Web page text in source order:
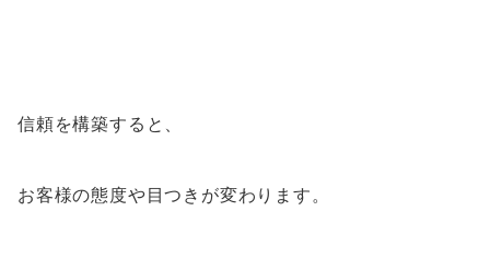
信頼を構築すると、
お客様の態度や目つきが変わります。